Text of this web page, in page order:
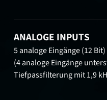
ANALOGE INPUTS
5 analoge Eingänge (12
(4 analoge Eingänge
Tiefpassfilterung mit 1,9